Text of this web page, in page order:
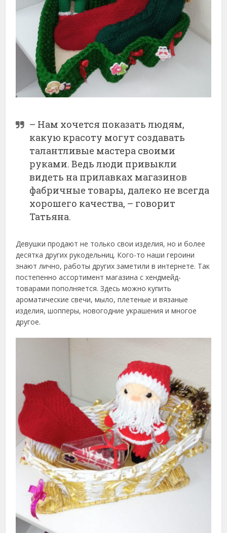
– Нам хочется показать людям,
какую красоту могут создавать
талантливые мастера своими
руками. Ведь люди привыкли
видеть на прилавках магазинов
фабричные товары, далеко не всегда
хорошего качества, – говорит
Татьяна.
Девушки продают не только свои изделия, но и более
десятка других рукодельниц. Кого-то наши героини
знают лично, работы других заметили в интернете. Так
постепенно ассортимент магазина с хендмейд-
товарами пополняется. Здесь можно купить
ароматические свечи, мыло, плетеные и вязаные
изделия, шопперы, новогодние украшения и многое
другое.